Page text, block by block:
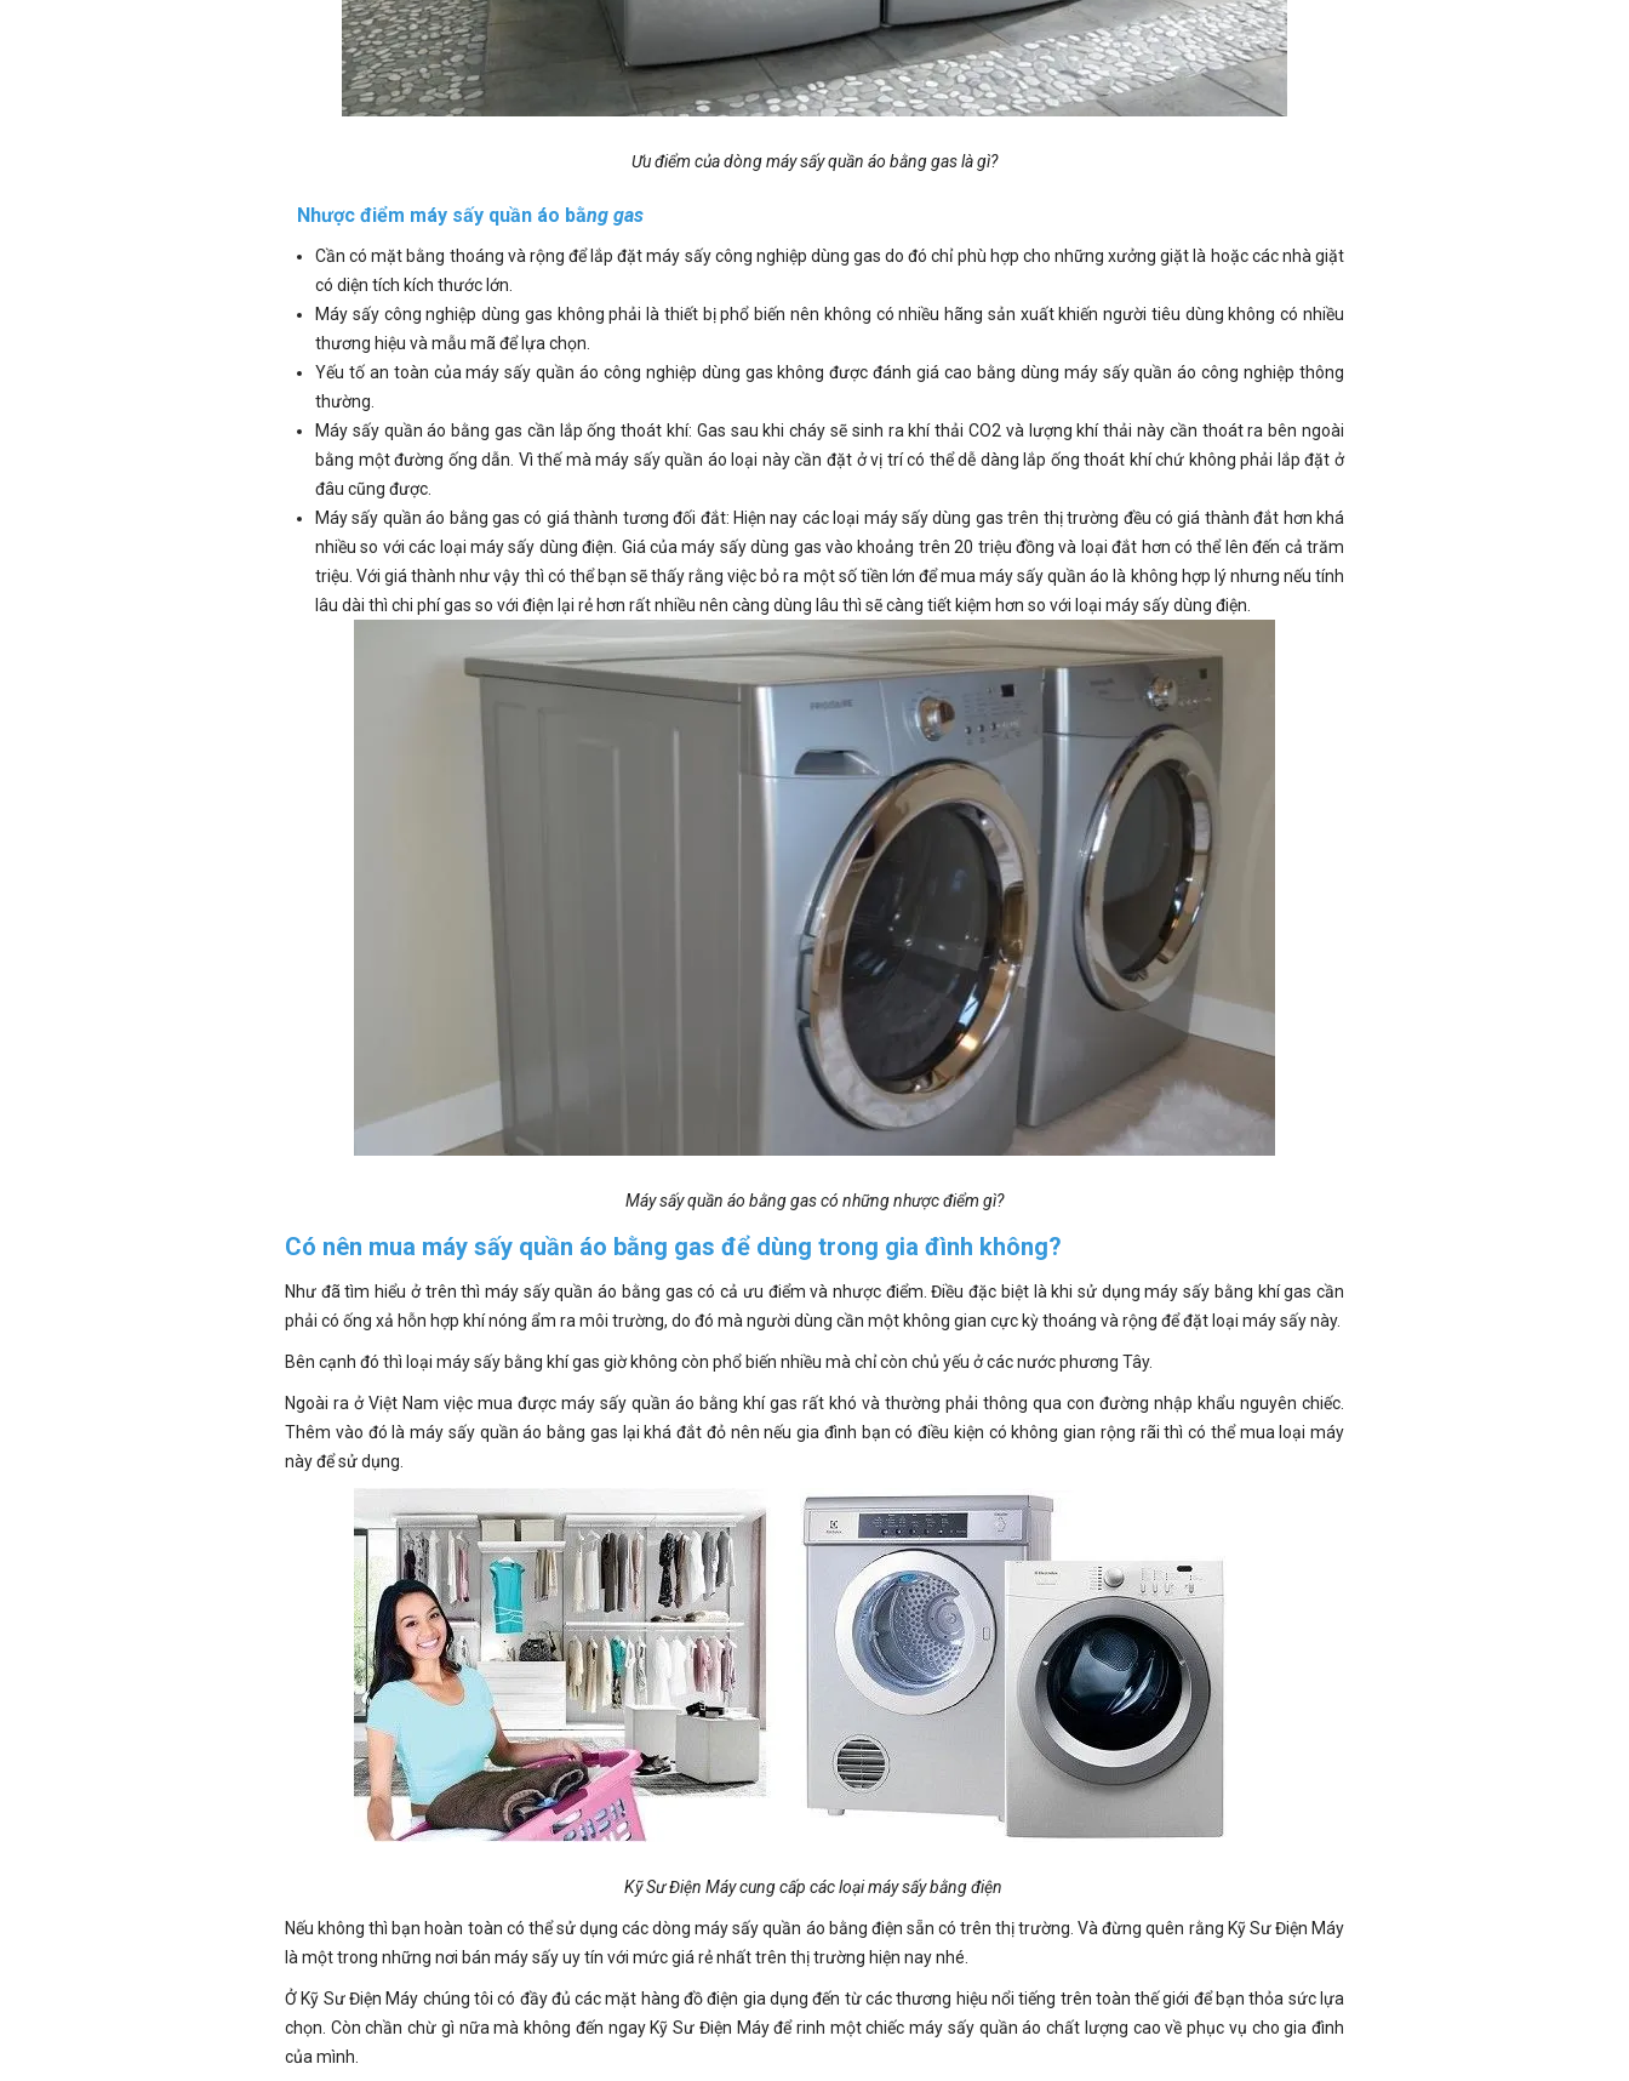
Ưu điểm của dòng máy sấy quần áo bằng gas là gì?
Nhược điểm máy sấy quần áo bằng gas
Cần có mặt bằng thoáng và rộng để lắp đặt máy sấy công nghiệp dùng gas do đó chỉ phù hợp cho những xưởng giặt là hoặc các nhà giặt
có diện tích kích thước lớn.
Máy sấy công nghiệp dùng gas không phải là thiết bị phổ biến nên không có nhiều hãng sản xuất khiến người tiêu dùng không có nhiều
thương hiệu và mẫu mã để lựa chọn.
Yếu tố an toàn của máy sấy quần áo công nghiệp dùng gas không được đánh giá cao bằng dùng máy sấy quần áo công nghiệp thông
thường.
Máy sấy quần áo bằng gas cần lắp ống thoát khí: Gas sau khi cháy sẽ sinh ra khí thải CO2 và lượng khí thải này cần thoát ra bên ngoài
bằng một đường ống dẫn. Vì thế mà máy sấy quần áo loại này cần đặt ở vị trí có thể dễ dàng lắp ống thoát khí chứ không phải lắp đặt ở
đâu cũng được.
Máy sấy quần áo bằng gas có giá thành tương đối đắt: Hiện nay các loại máy sấy dùng gas trên thị trường đều có giá thành đắt hơn khá
nhiều so với các loại máy sấy dùng điện. Giá của máy sấy dùng gas vào khoảng trên 20 triệu đồng và loại đắt hơn có thể lên đến cả trăm
triệu. Với giá thành như vậy thì có thể bạn sẽ thấy rằng việc bỏ ra một số tiền lớn để mua máy sấy quần áo là không hợp lý nhưng nếu tính
lâu dài thì chi phí gas so với điện lại rẻ hơn rất nhiều nên càng dùng lâu thì sẽ càng tiết kiệm hơn so với loại máy sấy dùng điện.
Máy sấy quần áo bằng gas có những nhược điểm gì?
Có nên mua máy sấy quần áo bằng gas để dùng trong gia đình không?
Như đã tìm hiểu ở trên thì máy sấy quần áo bằng gas có cả ưu điểm và nhược điểm. Điều đặc biệt là khi sử dụng máy sấy bằng khí gas cần
phải có ống xả hỗn hợp khí nóng ẩm ra môi trường, do đó mà người dùng cần một không gian cực kỳ thoáng và rộng để đặt loại máy sấy này.
Bên cạnh đó thì loại máy sấy bằng khí gas giờ không còn phổ biến nhiều mà chỉ còn chủ yếu ở các nước phương Tây.
Ngoài ra ở Việt Nam việc mua được máy sấy quần áo bằng khí gas rất khó và thường phải thông qua con đường nhập khẩu nguyên chiếc.
Thêm vào đó là máy sấy quần áo bằng gas lại khá đắt đỏ nên nếu gia đình bạn có điều kiện có không gian rộng rãi thì có thể mua loại máy
này để sử dụng.
Kỹ Sư Điện Máy cung cấp các loại máy sấy bằng điện
Nếu không thì bạn hoàn toàn có thể sử dụng các dòng máy sấy quần áo bằng điện sẵn có trên thị trường. Và đừng quên rằng Kỹ Sư Điện Máy
là một trong những nơi bán máy sấy uy tín với mức giá rẻ nhất trên thị trường hiện nay nhé.
Ở Kỹ Sư Điện Máy chúng tôi có đầy đủ các mặt hàng đồ điện gia dụng đến từ các thương hiệu nổi tiếng trên toàn thế giới để bạn thỏa sức lựa
chọn. Còn chần chừ gì nữa mà không đến ngay Kỹ Sư Điện Máy để rinh một chiếc máy sấy quần áo chất lượng cao về phục vụ cho gia đình
của mình.